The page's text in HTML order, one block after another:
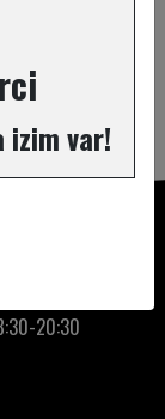
izim var!
20:30